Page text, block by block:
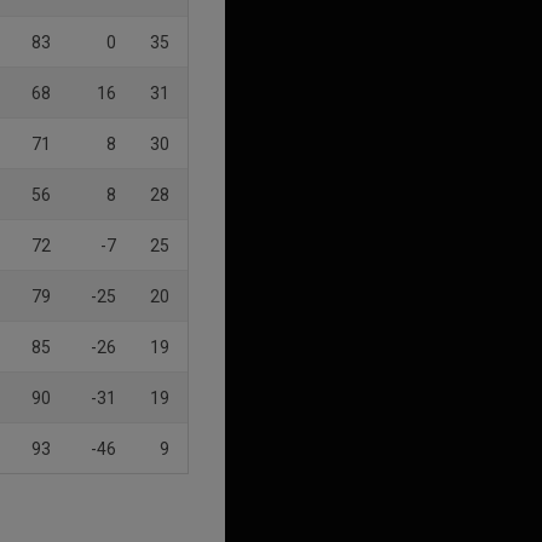
83 0 35
68 16 31
71 8 30
56 8 28
72 -7 25
79 -25 20
85 -26 19
90 -31 19
93 -46 9